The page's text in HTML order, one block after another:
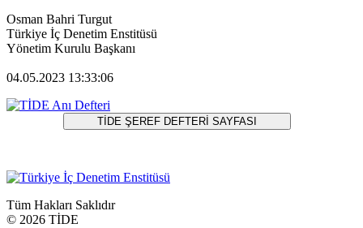
Osman Bahri Turgut
Türkiye İç Denetim Enstitüsü
Yönetim Kurulu Başkanı
04.05.2023 13:33:06
Tüm Hakları Saklıdır
© 2026 TİDE